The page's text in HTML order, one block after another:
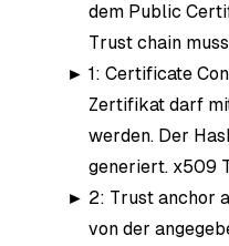
dem Public
Trust chain
1: Certificate
Zertifikat darf
werden. Der
generiert. x509
2: Trust anchor
von der